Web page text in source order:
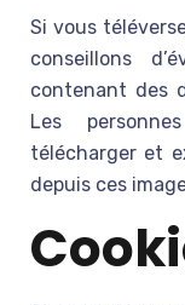
Si vous
conseillons
contenant des
Les
télécharger et
depuis ces